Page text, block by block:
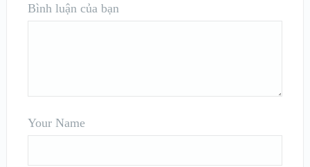
Bình luận của bạn
Your Name